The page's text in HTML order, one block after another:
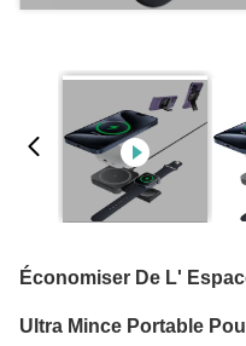
Économiser De L'
Ultra Mince Portable